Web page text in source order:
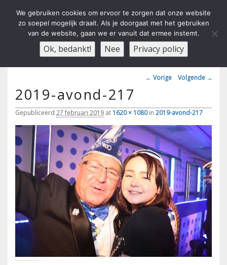
Carnavals Verain Der Ouwe
Voesbalsjong
anno 1959 va R.K.T.S.V. Menu
Afbeeldingsnavigatie
← Vorige Volgende →
2019-avond-217
Gepubliceerd 27 februari 2019 at1620 × 1080in 2019-avond-217
We gebruiken cookies om ervoor te zorgen dat onze website
zo soepel mogelijk draait. Als je doorgaat met het gebruiken
van de website, gaan we er vanuit dat ermee instemt.
Ok, bedankt! Nee Privacy policy